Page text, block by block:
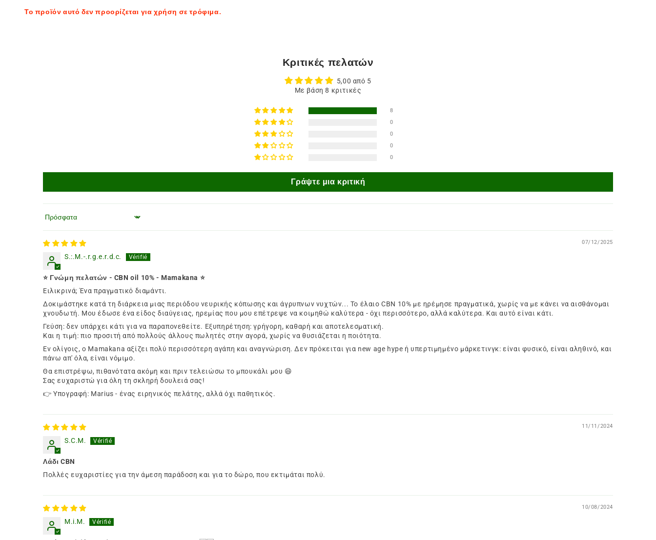
Το προϊόν αυτό δεν προορίζεται για χρήση σε τρόφιμα.
Κριτικές πελατών
5,00 από 5
Με βάση 8 κριτικές
8
0
0
0
0
Γράψτε μια κριτική
Ταξινόμηση κατά
07/12/2025
S.:.M.-.r.g.e.r.d.c.
⭐ Γνώμη πελατών - CBN oil 10% - Mamakana ⭐
Ειλικρινά; Ένα πραγματικό διαμάντι.
Δοκιμάστηκε κατά τη διάρκεια μιας περιόδου νευρικής κόπωσης και άγρυπνων νυχτών... Το έλαιο CBN 10% με ηρέμησε πραγματικά, χωρίς να με κάνει να αισθάνομαι
χνουδωτή. Μου έδωσε ένα είδος διαύγειας, ηρεμίας που μου επέτρεψε να κοιμηθώ καλύτερα - όχι περισσότερο, αλλά καλύτερα. Και αυτό είναι κάτι.
Γεύση: δεν υπάρχει κάτι για να παραπονεθείτε. Εξυπηρέτηση: γρήγορη, καθαρή και αποτελεσματική.
Και η τιμή: πιο προσιτή από πολλούς άλλους πωλητές στην αγορά, χωρίς να θυσιάζεται η ποιότητα.
Εν ολίγοις, ο Mamakana αξίζει πολύ περισσότερη αγάπη και αναγνώριση. Δεν πρόκειται για new age hype ή υπερτιμημένο μάρκετινγκ: είναι φυσικό, είναι αληθινό, και
πάνω απ' όλα, είναι νόμιμο.
Θα επιστρέψω, πιθανότατα ακόμη και πριν τελειώσω το μπουκάλι μου 😄
Σας ευχαριστώ για όλη τη σκληρή δουλειά σας!
👉 Υπογραφή: Marius - ένας ειρηνικός πελάτης, αλλά όχι παθητικός.
11/11/2024
S.C.M.
Λάδι CBN
Πολλές ευχαριστίες για την άμεση παράδοση και για το δώρο, που εκτιμάται πολύ.
10/08/2024
M.i.M.